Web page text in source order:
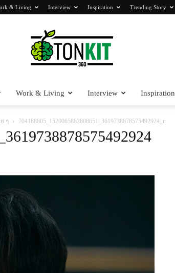
& Living Interview Inspiration Trending Story
Work & Living Interview Inspiration
ๆ 704188805_1520065882808651_3619738878575492924_n